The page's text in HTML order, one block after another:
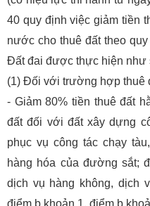
40 quy định việc giảm tiền
nước cho thuê đất theo
Đất đai được thực hiện như
(1) Đối với trường hợp thuê
- Giảm 80% tiền thuê đất
đất đối với đất xây dựng
phục vụ công tác chạy
hàng hóa của đường sắt;
dịch vụ hàng không, dịch
điểm b khoản 1, điểm b